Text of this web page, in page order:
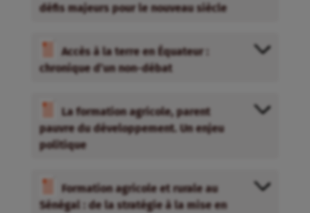
défis majeurs pour le nouveau siècle
Accès à la terre en Équateur :
chronique d’un non-débat
La formation agricole, parent
pauvre du développement. Un enjeu
politique
Formation agricole et rurale au
Sénégal : de la stratégie à la mise en